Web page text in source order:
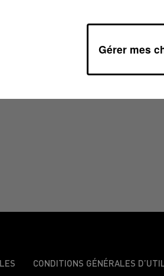
2023 À 06H45
CONDITIONS GÉNÉRALES
Gérer mes